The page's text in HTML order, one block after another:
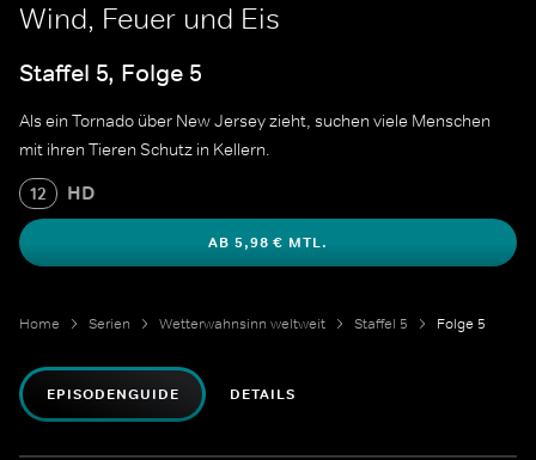
Wind, Feuer und Eis
Staffel 5, Folge 5
Als ein Tornado über New Jersey zieht, suchen viele Menschen
mit ihren Tieren Schutz in Kellern.
12 HD
AB 5,98 € MTL.
Home Serien Wetterwahnsinn weltweit Staffel 5 Folge 5
EPISODENGUIDE DETAILS